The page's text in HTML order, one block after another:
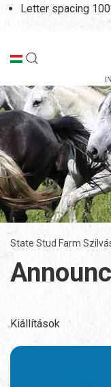
Letter spacing 100
State Stud Farm
Kiállítások